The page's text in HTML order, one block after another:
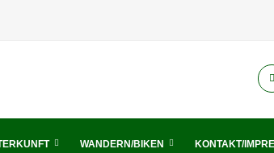
WANDERN/BIKEN KONTAKT/